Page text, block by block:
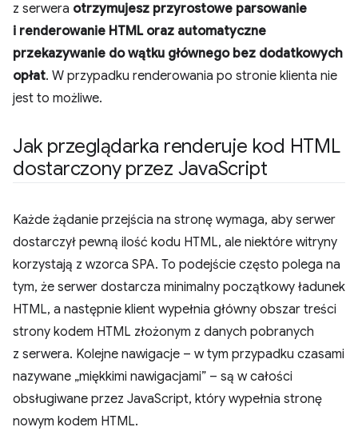
z serwera otrzymujesz przyrostowe parsowanie
i renderowanie HTML oraz automatyczne
przekazywanie do wątku głównego bez dodatkowych
opłat. W przypadku renderowania po stronie klienta nie
jest to możliwe.
Jak przeglądarka renderuje kod HTML
dostarczony przez JavaScript
Każde żądanie przejścia na stronę wymaga, aby serwer
dostarczył pewną ilość kodu HTML, ale niektóre witryny
korzystają z wzorca SPA. To podejście często polega na
tym, że serwer dostarcza minimalny początkowy ładunek
HTML, a następnie klient wypełnia główny obszar treści
strony kodem HTML złożonym z danych pobranych
z serwera. Kolejne nawigacje – w tym przypadku czasami
nazywane „miękkimi nawigacjami” – są w całości
obsługiwane przez JavaScript, który wypełnia stronę
nowym kodem HTML.